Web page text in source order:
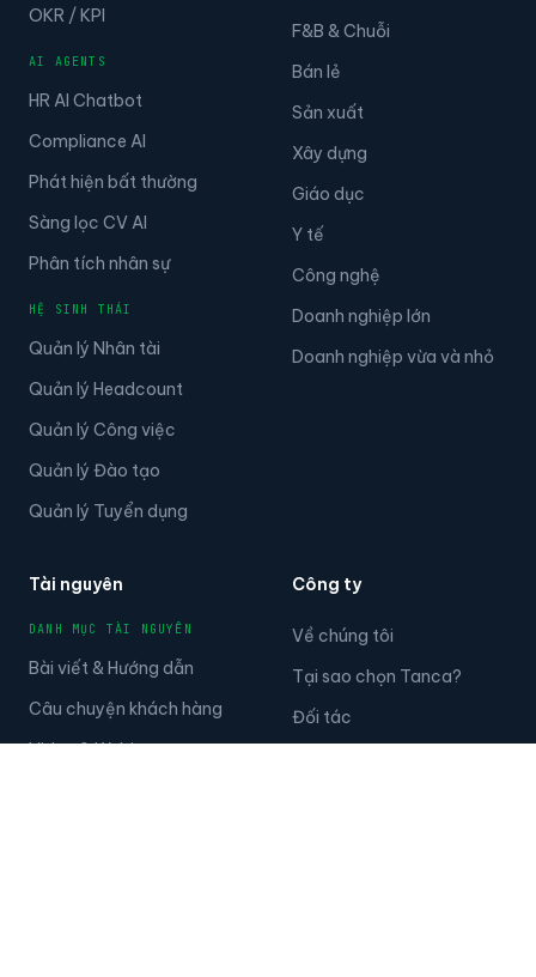
OKR / KPI
AI AGENTS
HR AI Chatbot
Compliance AI
Phát hiện bất thường
Sàng lọc CV AI
Phân tích nhân sự
HỆ SINH THÁI
Quản lý Nhân tài
Quản lý Headcount
Quản lý Công việc
Quản lý Đào tạo
Quản lý Tuyển dụng
F&B & Chuỗi
Bán lẻ
Sản xuất
Xây dựng
Giáo dục
Y tế
Công nghệ
Doanh nghiệp lớn
Doanh nghiệp vừa và nhỏ
Tài nguyên
DANH MỤC TÀI NGUYÊN
Bài viết & Hướng dẫn
Câu chuyện khách hàng
Video & Webinar
Công ty
Về chúng tôi
Tại sao chọn Tanca?
Đối tác